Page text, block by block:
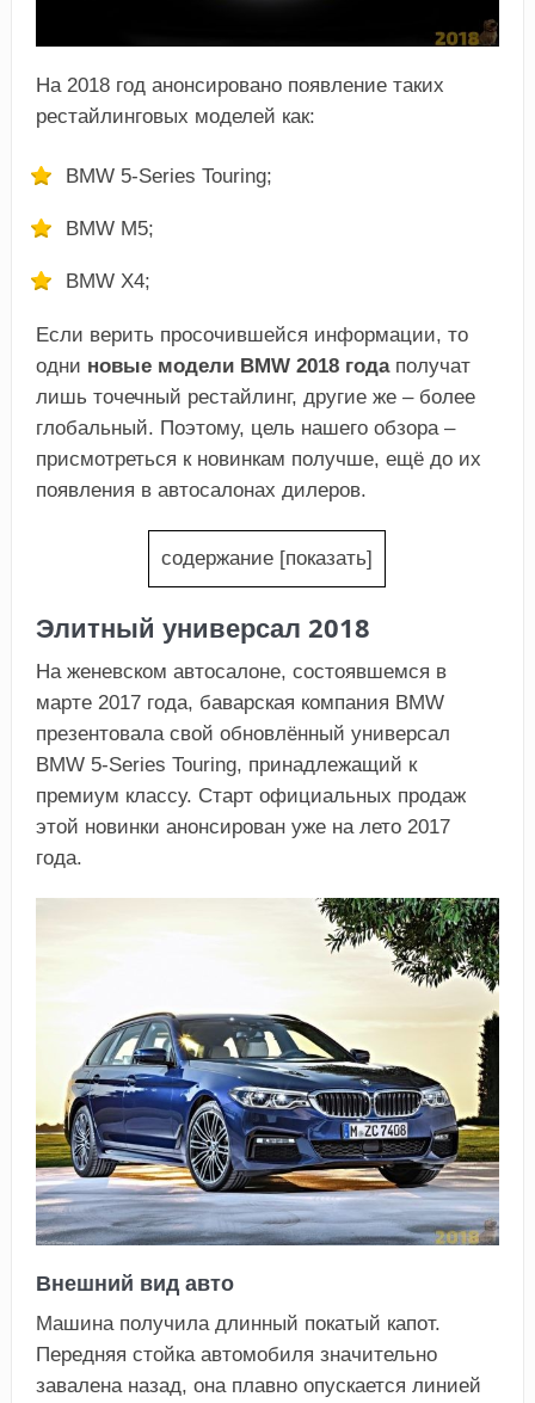
На 2018 год анонсировано появление таких
рестайлинговых моделей как:
BMW 5-Series Touring;
BMW M5;
BMW X4;
Если верить просочившейся информации, то
одни новые модели BMW 2018 годаполучат
лишь точечный рестайлинг, другие же – более
глобальный. Поэтому, цель нашего обзора –
присмотреться к новинкам получше, ещё до их
появления в автосалонах дилеров.
содержание [показать]
Элитный универсал 2018
На женевском автосалоне, состоявшемся в
марте 2017 года, баварская компания BMW
презентовала свой обновлённый универсал
BMW 5-Series Touring, принадлежащий к
премиум классу. Старт официальных продаж
этой новинки анонсирован уже на лето 2017
года.
Внешний вид авто
Машина получила длинный покатый капот.
Передняя стойка автомобиля значительно
завалена назад, она плавно опускается линией